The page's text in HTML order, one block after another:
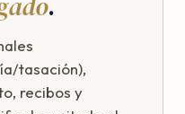
tasación),
recibos y